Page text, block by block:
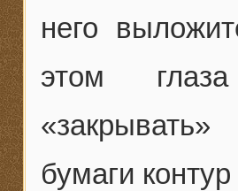
него
этом
бумаги